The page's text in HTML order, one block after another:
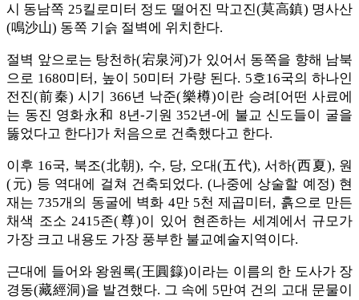
시 동남쪽 25킬로미터 정도 떨어진 막고진(莫高鎮) 명사산
(鳴沙山) 동쪽 기슭 절벽에 위치한다.
절벽 앞으로는 탕천하(宕泉河)가 있어서 동쪽을 향해 남북
으로 1680미터, 높이 50미터 가량 된다. 5호16국의 하나인
전진(前秦) 시기 366년 낙준(樂樽)이란 승려[어떤 사료에
는 동진 영화永和 8년-기원 352년-에 불교 신도들이 굴을
뚫었다고 한다]가 처음으로 건축했다고 한다.
이후 16국, 북조(北朝), 수, 당, 오대(五代), 서하(西夏), 원
(元) 등 역대에 걸쳐 건축되었다. (나중에 상술할 예정) 현
재는 735개의 동굴에 벽화 4만 5천 제곱미터, 흙으로 만든
채색 조소 2415존(尊)이 있어 현존하는 세계에서 규모가
가장 크고 내용도 가장 풍부한 불교예술지역이다.
근대에 들어와 왕원록(王圓籙)이라는 이름의 한 도사가 장
경동(藏經洞)을 발견했다. 그 속에 5만여 건의 고대 문물이